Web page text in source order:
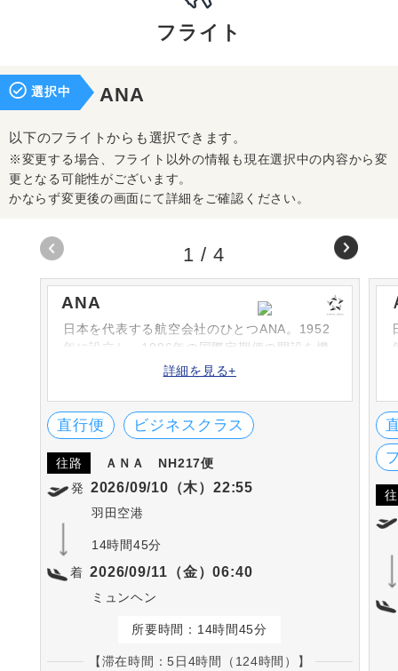
フライト
選択中 ANA
以下のフライトからも選択できます。
※変更する場合、フライト以外の情報も現在選択中の内容から変
更となる可能性がございます。
かならず変更後の画面にて詳細をご確認ください。
ANA
日本を代表する航空会社のひとつANA。1952
年に設立し、1986年の国際定期便の開設を機
に次々と路線を増やしています。シートや機
SKYTRAX社における「ワールド・エアライ
ン・スター・レーディング」の5-STARに何度
も選出されています。
詳細を見る+
直行便 ビジネスクラス
往路 ＡＮＡ
NH217便
発 2026/09/10（木）22:55
羽田空港
14時間45分
着 2026/09/11（金）06:40
ミュンヘン
所要時間：14時間45分
【滞在時間：5日4時間（124時間）】
1 /4